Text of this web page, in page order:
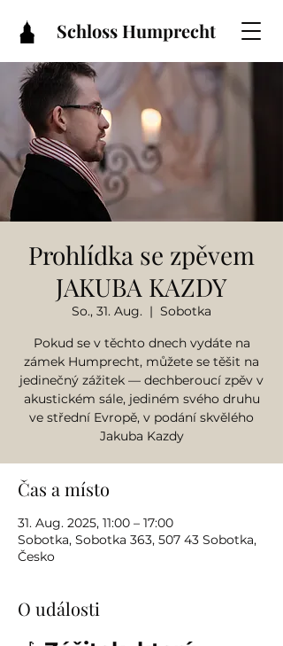
Schloss Humprecht
Prohlídka se zpěvem
JAKUBA KAZDY
So., 31. Aug.
  |
Sobotka
Pokud se v těchto dnech vydáte na
zámek Humprecht, můžete se těšit na
jedinečný zážitek — dechberoucí zpěv v
akustickém sále, jediném svého druhu
ve střední Evropě, v podání skvělého
Jakuba Kazdy
Čas a místo
31. Aug. 2025, 11:00 – 17:00
Sobotka, Sobotka 363, 507 43 Sobotka,
Česko
O události